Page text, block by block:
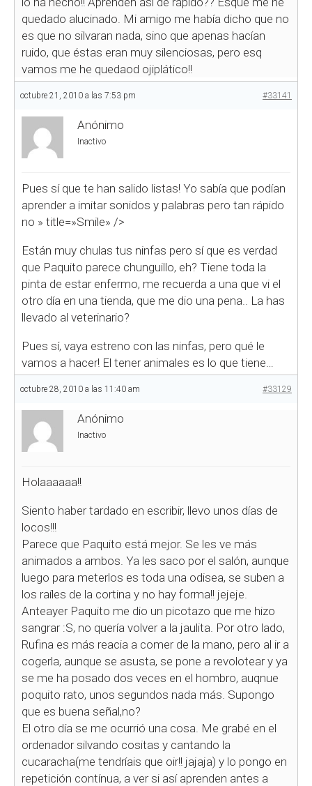
quedado alucinado. Mi amigo me había dicho que no
es que no silvaran nada, sino que apenas hacían
ruido, que éstas eran muy silenciosas, pero esq
vamos me he quedaod ojiplático!!
octubre 21, 2010 a las 7:53 pm #33141
Anónimo
Inactivo
Pues sí que te han salido listas! Yo sabía que podían
aprender a imitar sonidos y palabras pero tan rápido
no » title=»Smile» />
Están muy chulas tus ninfas pero sí que es verdad
que Paquito parece chunguillo, eh? Tiene toda la
pinta de estar enfermo, me recuerda a una que vi el
otro día en una tienda, que me dio una pena.. La has
llevado al veterinario?
Pues sí, vaya estreno con las ninfas, pero qué le
vamos a hacer! El tener animales es lo que tiene…
octubre 28, 2010 a las 11:40 am #33129
Anónimo
Inactivo
Holaaaaaa!!
Siento haber tardado en escribir, llevo unos días de
locos!!!
Parece que Paquito está mejor. Se les ve más
animados a ambos. Ya les saco por el salón, aunque
luego para meterlos es toda una odisea, se suben a
los raíles de la cortina y no hay forma!! jejeje.
Anteayer Paquito me dio un picotazo que me hizo
sangrar :S, no quería volver a la jaulita. Por otro lado,
Rufina es más reacia a comer de la mano, pero al ir a
cogerla, aunque se asusta, se pone a revolotear y ya
se me ha posado dos veces en el hombro, auqnue
poquito rato, unos segundos nada más. Supongo
que es buena señal,no?
El otro día se me ocurrió una cosa. Me grabé en el
ordenador silvando cositas y cantando la
cucaracha(me tendríais que oir!! jajaja) y lo pongo en
repetición contínua, a ver si así aprenden antes a